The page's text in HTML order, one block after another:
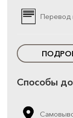
Перевод
Способы